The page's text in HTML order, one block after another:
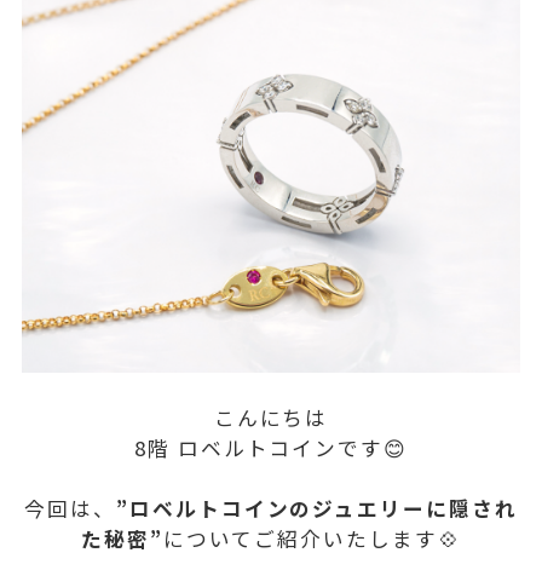
こんにちは
8階 ロベルトコインです😊
今回は、 ”ロベルトコインのジュエリーに隠され
た秘密” についてご紹介いたします💠